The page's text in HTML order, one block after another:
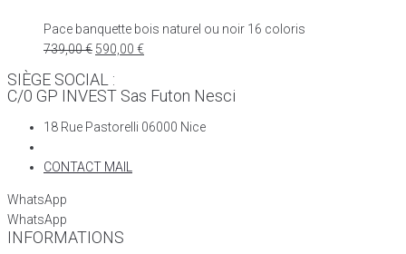
Pace banquette bois naturel ou noir 16 coloris
739,00€ 590,00 €
SIÈGE SOCIAL :
C/0 GP INVEST Sas Futon Nesci
18 Rue Pastorelli 06000 Nice
CONTACT MAIL
WhatsApp
WhatsApp
INFORMATIONS